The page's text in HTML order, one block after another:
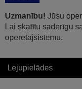
Uzmanību! Jūsu
Lai skatītu saderīgu
operētājsistēmu.
Lejupielādes